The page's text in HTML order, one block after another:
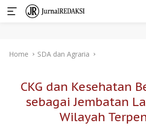
Home SDA dan Agraria
CKG dan Kesehatan
sebagai Jembatan
Wilayah